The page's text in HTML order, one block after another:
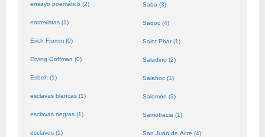
ensayo poemático (2)
entrevistas (1)
Erich Fromm (0)
Erving Goffman (0)
Esbeh (1)
esclavas blancas (1)
esclavas negras (1)
esclavos (1)
Saba (3)
Sadoc (4)
Saint Phar (1)
Saladino (2)
Salahoc (1)
Salomón (3)
Samotracia (1)
San Juan de Acre (4)